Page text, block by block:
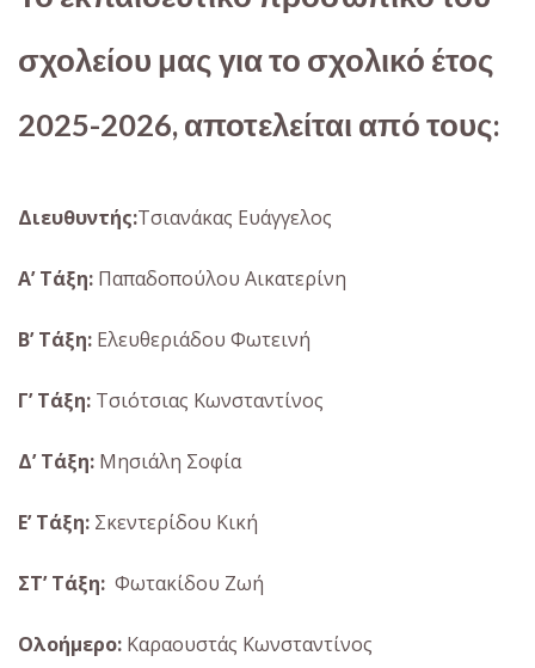
σχολείου μας για το σχολικό έτος
2025-2026, αποτελείται από τους:
Διευθυντής:Tσιανάκας Ευάγγελος
Α’Τάξη: Παπαδοπούλου Αικατερίνη
Β’Τάξη: Ελευθεριάδου Φωτεινή
Γ’ Τάξη: Τσιότσιας Κωνσταντίνος
Δ’Τάξη: Μησιάλη Σοφία
Ε’ Τάξη: Σκεντερίδου Κική
ΣΤ’Τάξη: Φωτακίδου Ζωή
Ολοήμερο: Καραουστάς Κωνσταντίνος